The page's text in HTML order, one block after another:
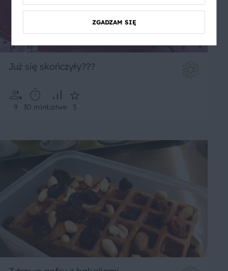
Już się skończyły???
9 30 minŁatwe 5
ZGADZAM SIĘ